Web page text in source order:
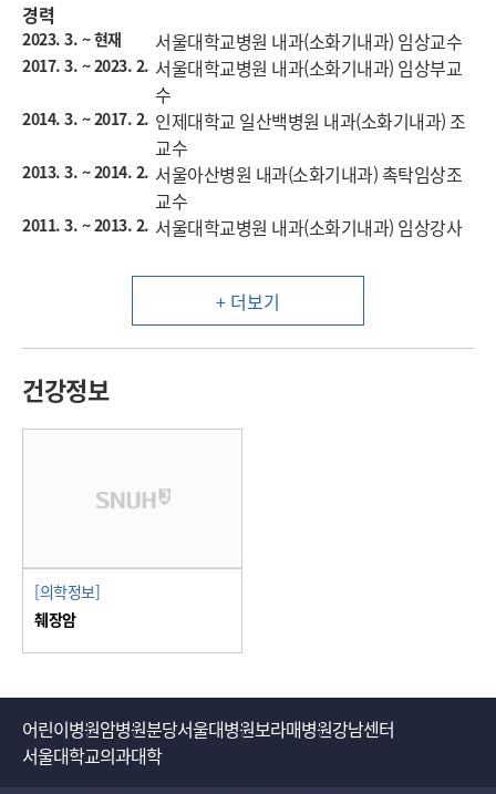
경력
2023. 3. ~ 현재 서울대학교병원 내과(소화기내과) 임상교수
2017. 3. ~ 2023. 2. 서울대학교병원 내과(소화기내과) 임상부교
수
2014. 3. ~ 2017. 2. 인제대학교 일산백병원 내과(소화기내과) 조
교수
2013. 3. ~ 2014. 2. 서울아산병원 내과(소화기내과) 촉탁임상조
교수
2011. 3. ~ 2013. 2. 서울대학교병원 내과(소화기내과) 임상강사
+ 더보기
건강정보
[의학정보]
췌장암
어린이병원암병원분당서울대병원보라매병원강남센터
서울대학교의과대학